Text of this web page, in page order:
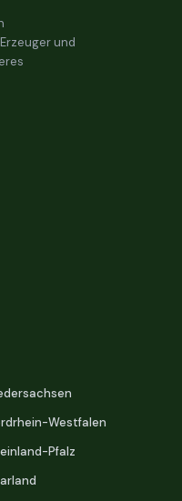
und
Westfalen
Pfalz